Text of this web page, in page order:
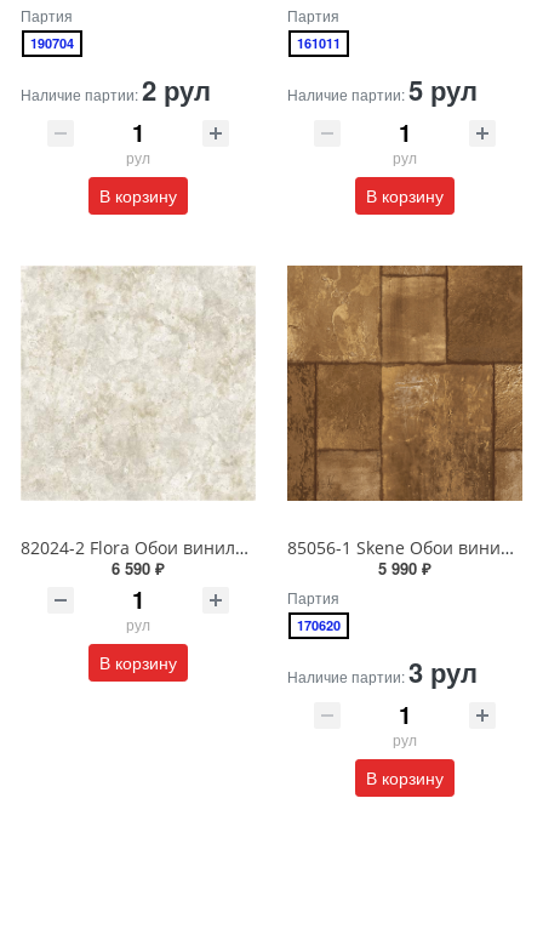
Партия
190704
Наличие партии:2 рул
рул
В корзину
Партия
161011
Наличие партии:5 рул
рул
В корзину
82024-2 Flora Обои виниловые на бумажной основе 1.06*15.6
6 590 ₽
рул
В корзину
85056-1 Skene Обои виниловые на бумажной основе 1.06*15.5
5 990 ₽
Партия
170620
Наличие партии:3 рул
рул
В корзину